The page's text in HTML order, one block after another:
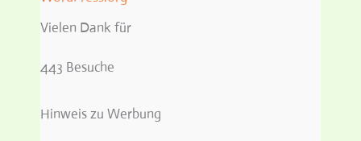
Vielen Dank für
443 Besuche
Hinweis zu Werbung